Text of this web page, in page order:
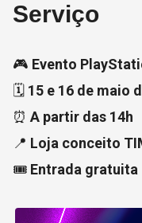
Serviço
🎮 Evento
🗓️ 15 e 16 de maio
⏰ A partir das 14h
📍 Loja conceito
🎟️ Entrada gratuita